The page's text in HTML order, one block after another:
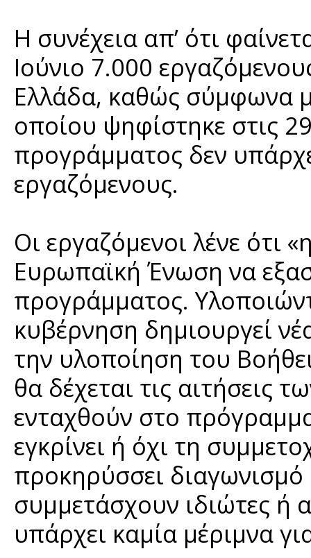
Η συνέχεια απ’ ότι
Ιούνιο 7.000
Ελλάδα, καθώς σύμφωνα
οποίου ψηφίστηκε στις
προγράμματος δεν
εργαζόμενους.
Οι εργαζόμενοι λένε ότι
Ευρωπαϊκή Ένωση να
προγράμματος.
κυβέρνηση δημιουργεί
την υλοποίηση του
θα δέχεται τις αιτήσεις
ενταχθούν στο
εγκρίνει ή όχι τη
προκηρύσσει
συμμετάσχουν ιδιώτες ή
υπάρχει καμία μέριμνα